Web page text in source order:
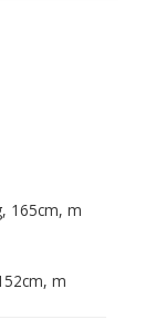
165cm, m
m